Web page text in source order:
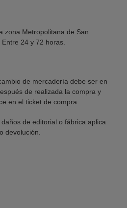
zona Metropolitana de San
24 y 72 horas.
de mercadería debe ser en
de realizada la compra y
en el ticket de compra.
de editorial o fábrica aplica
devolución.